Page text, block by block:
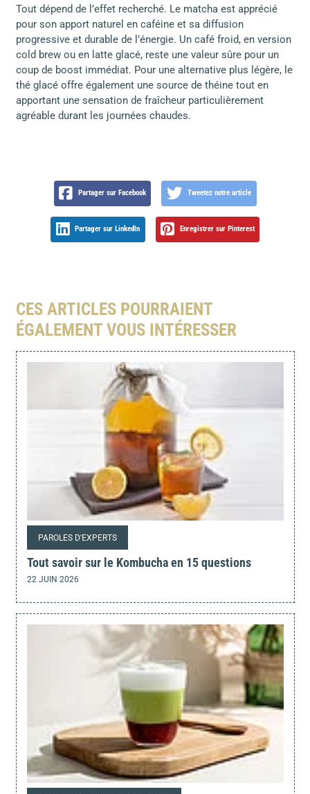
Tout dépend de l’effet recherché. Le matcha est apprécié
pour son apport naturel en caféine et sa diffusion
progressive et durable de l’énergie. Un café froid, en version
cold brew ou en latte glacé, reste une valeur sûre pour un
coup de boost immédiat. Pour une alternative plus légère, le
thé glacé offre également une source de théine tout en
apportant une sensation de fraîcheur particulièrement
agréable durant les journées chaudes.
Partager sur Facebook Tweetez notre article
Partager sur LinkedIn Enregistrer sur Pinterest
CES ARTICLES POURRAIENT
ÉGALEMENT VOUS INTÉRESSER
PAROLES D'EXPERTS
Tout savoir sur le Kombucha en 15 questions
22 JUIN 2026